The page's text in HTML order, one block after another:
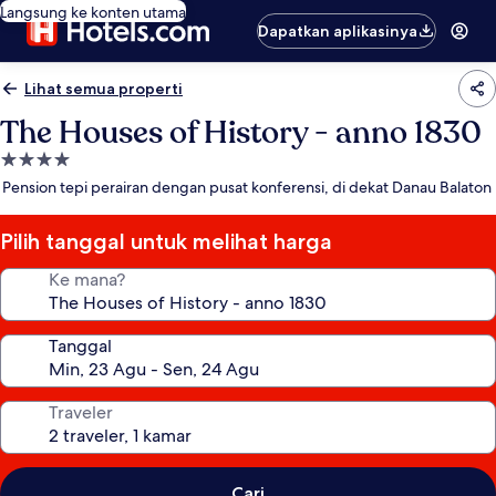
Langsung ke konten utama
Dapatkan aplikasinya
Lihat semua properti
The Houses of History - anno 1830
Properti
bintang
Pension tepi perairan dengan pusat konferensi, di dekat Danau Balaton
Pilih tanggal untuk melihat harga
Ke mana?
Tanggal
Traveler